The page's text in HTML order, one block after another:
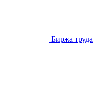
Биржа труда